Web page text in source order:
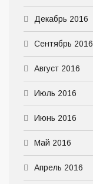
Декабрь 2016
Сентябрь 2016
Август 2016
Июль 2016
Июнь 2016
Май 2016
Апрель 2016